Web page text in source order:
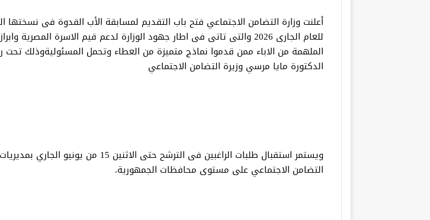
أعلنت وزارة التضامن الاجتماعي فتح باب التقديم لمسابقة الأب القدوة فى نسختها
للعام الجارى 2026 والتى تاتى فى اطار جهود الوزارة لدعم قيم الاسرة المصرية
الملهمة من الاباء ممن قدموا نماذج متميزة من العطاء وتحمل المسئوليةوذلك تحت
الدكتورة مايا مرسي وزيرة التضامن الاجتماعي
ويستمر استقبال طلبات الراغبين فى الترشح حتى الاثنين 15 من يونيو الجاري بمديريات
التضامن الاجتماعي على مستوى محافظات الجمهورية.